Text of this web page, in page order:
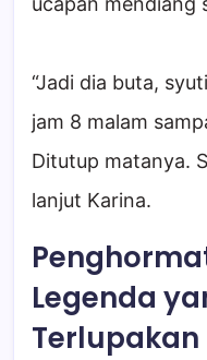
“Jadi dia buta,
jam 8 malam
Ditutup matanya.
lanjut Karina.
Legenda
Terlupakan